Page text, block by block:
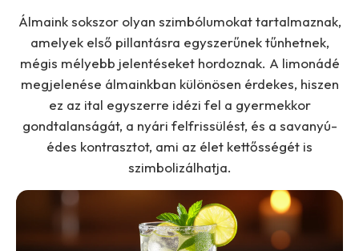
Álmaink sokszor olyan szimbólumokat tartalmaznak,
amelyek első pillantásra egyszerűnek tűnhetnek,
mégis mélyebb jelentéseket hordoznak. A limonádé
megjelenése álmainkban különösen érdekes, hiszen
ez az ital egyszerre idézi fel a gyermekkor
gondtalanságát, a nyári felfrissülést, és a savanyú-
édes kontrasztot, ami az élet kettősségét is
szimbolizálhatja.